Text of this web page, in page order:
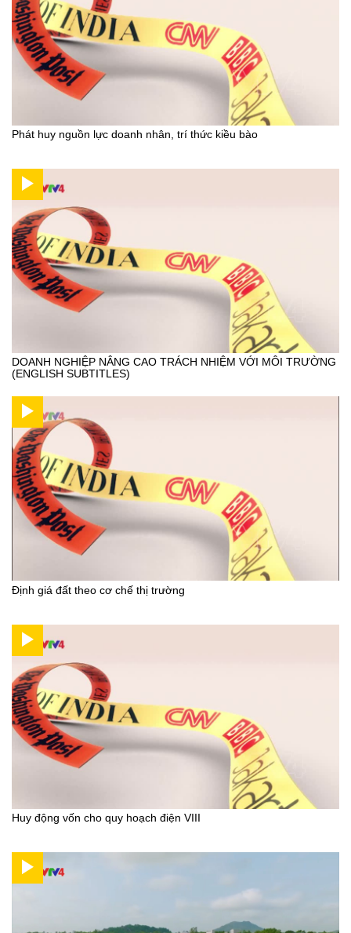
Phát huy nguồn lực doanh nhân, trí thức kiều bào
DOANH NGHIỆP NÂNG CAO TRÁCH NHIỆM VỚI MÔI TRƯỜNG
(ENGLISH SUBTITLES)
Định giá đất theo cơ chế thị trường
Huy động vốn cho quy hoạch điện VIII